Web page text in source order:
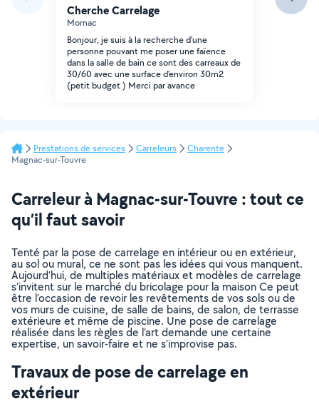
Cherche Carrelage
Mornac
Bonjour, je suis à la recherche d'une
personne pouvant me poser une faïence
dans la salle de bain ce sont des carreaux de
30/60 avec une surface d'environ 30m2
(petit budget ) Merci par avance
Prestations de services Carreleurs
Charente
Magnac-sur-Touvre
Carreleur à Magnac-sur-Touvre : tout ce
qu’il faut savoir
Tenté par la pose de carrelage en intérieur ou en extérieur,
au sol ou mural, ce ne sont pas les idées qui vous manquent.
Aujourd’hui, de multiples matériaux et modèles de carrelage
s’invitent sur le marché du bricolage pour la maison Ce peut
être l’occasion de revoir les revêtements de vos sols ou de
vos murs de cuisine, de salle de bains, de salon, de terrasse
extérieure et même de piscine. Une pose de carrelage
réalisée dans les règles de l’art demande une certaine
expertise, un savoir-faire et ne s’improvise pas.
Travaux de pose de carrelage en
extérieur